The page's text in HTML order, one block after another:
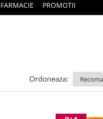
FARMACIE PROMOTII
Ordoneaza: